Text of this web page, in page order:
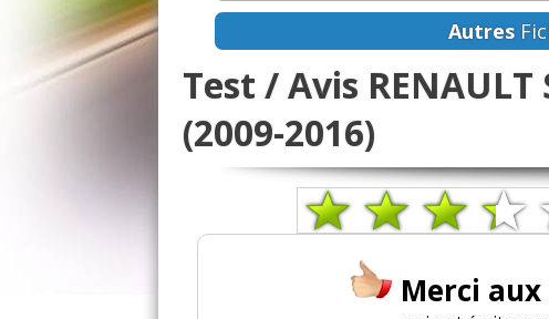
Autres
Test / Avis RENAULT
(2009-2016)
Merci aux